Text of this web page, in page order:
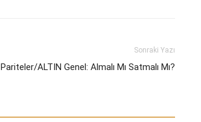
Sonraki Yazı
Pariteler/ALTIN Genel: Almalı Mı Satmalı Mı?